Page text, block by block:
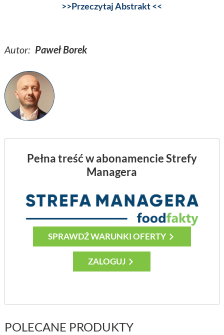
>>Przeczytaj Abstrakt <<
Autor: Paweł Borek
Pełna treść w abonamencie Strefy
Managera
SPRAWDŹ WARUNKI OFERTY
ZALOGUJ
POLECANE PRODUKTY